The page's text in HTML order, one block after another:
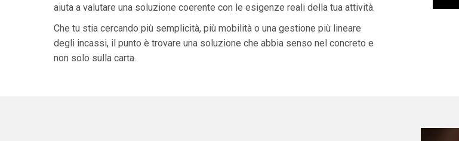
aiuta a valutare una soluzione coerente con le esigenze reali della tua attività.
Che tu stia cercando più semplicità, più mobilità o una gestione più lineare
degli incassi, il punto è trovare una soluzione che abbia senso nel concreto e
non solo sulla carta.